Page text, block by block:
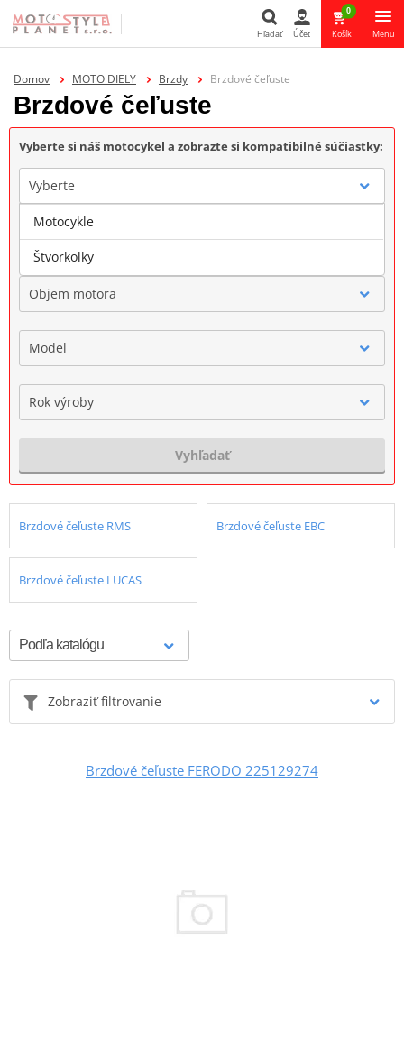
Hľadať Účet
0
Košík Menu
Domov MOTO DIELY Brzdy Brzdové čeľuste
Brzdové čeľuste
Vyberte si náš motocykel a zobrazte si kompatibilné súčiastky:
Vyberte
Značka
Objem motora
Model
Rok výroby
Vyhľadať
Brzdové čeľuste RMS Brzdové čeľuste EBC
Brzdové čeľuste LUCAS
Zobraziť filtrovanie
Brzdové čeľuste FERODO 225129274
Motocykle
Štvorkolky